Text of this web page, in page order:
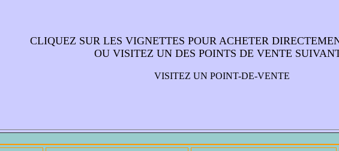
CLIQUEZ SUR LES VIGNETTES POUR ACHETER
OU VISITEZ UN DES POINTS DE VENTE
VISITEZ UN POINT-DE-VENTE